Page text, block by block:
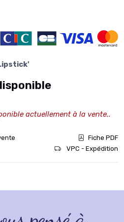
actuellement à la vente..
Fiche PDF
VPC - Expédition